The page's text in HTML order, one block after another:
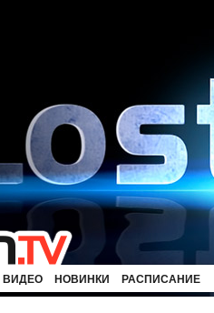
ВИДЕО НОВИНКИ РАСПИСАНИЕ